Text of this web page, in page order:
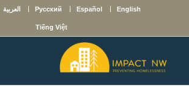
English
Español
Русский العربية
Tiếng Việt